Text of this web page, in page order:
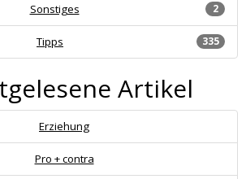
2
Sonstiges
335
Tipps
Artikel
Erziehung
Pro + contra